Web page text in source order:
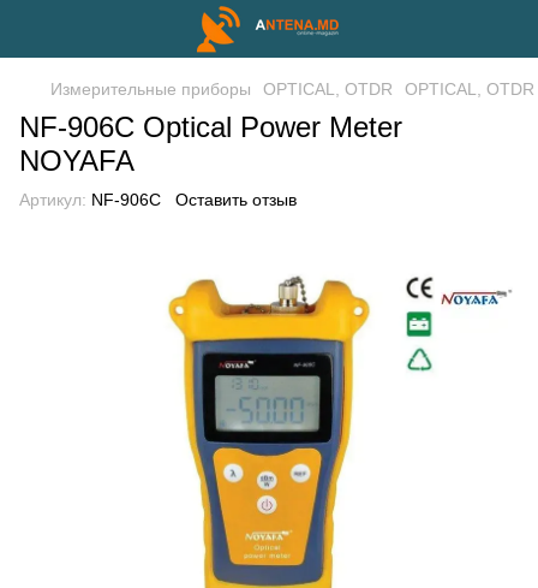
Измерительные приборы OPTICAL, OTDR OPTICAL, OTDR
NF-906C Optical Power Meter
NOYAFA
Артикул: NF-906C Оставить отзыв